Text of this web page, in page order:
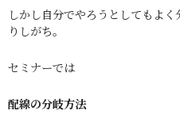
しかし自分でやろうとしてもよ
りしがち。
セミナーでは
配線の分岐方法